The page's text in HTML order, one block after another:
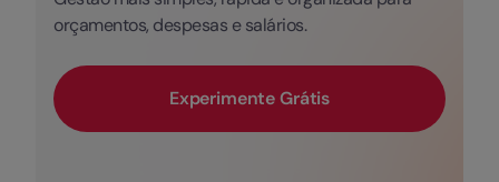
orçamentos, despesas e salários.
Experimente Grátis